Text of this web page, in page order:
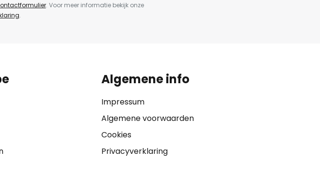
. Voor meer informatie bekijk onze
.
Algemene info
Impressum
Algemene voorwaarden
Cookies
Privacyverklaring